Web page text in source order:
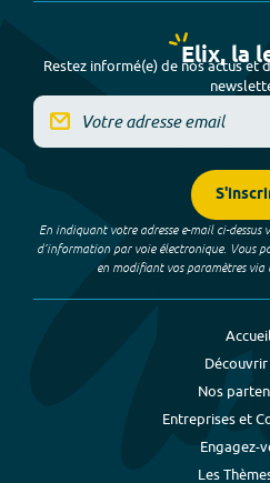
Elix, la
Restez informé(e) de nos actus et
En indiquant votre adresse e-mail ci-
d’information par voie électronique. Vous
en modifiant vos paramètres via
Découvrir
Nos
Entreprises et
Engagez-
Les